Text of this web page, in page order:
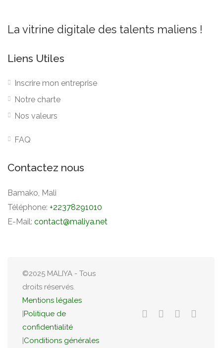
La vitrine digitale des talents maliens !
Liens Utiles
Inscrire mon entreprise
Notre charte
Nos valeurs
FAQ
Contactez nous
Bamako, Mali
Téléphone: +22378291010
E-Mail: contact@maliya.net
©2025 MALIYA - Tous
droits réservés.
Mentions légales
|Politique de
confidentialité
|Conditions générales